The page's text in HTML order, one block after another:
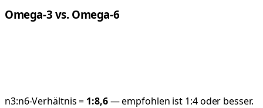
Omega-3 vs. Omega-6
n3:n6-Verhältnis = 1:8,6— empfohlen ist 1:4 oder besser.